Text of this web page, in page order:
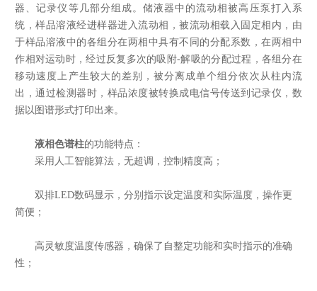
器、记录仪等几部分组成。储液器中的流动相被高压泵打入系
统，样品溶液经进样器进入流动相，被流动相载入固定相内，由
于样品溶液中的各组分在两相中具有不同的分配系数，在两相中
作相对运动时，经过反复多次的吸附-解吸的分配过程，各组分在
移动速度上产生较大的差别，被分离成单个组分依次从柱内流
出，通过检测器时，样品浓度被转换成电信号传送到记录仪，数
据以图谱形式打印出来。
液相色谱柱的功能特点：
采用人工智能算法，无超调，控制精度高；
双排LED数码显示，分别指示设定温度和实际温度，操作更
简便；
高灵敏度温度传感器，确保了自整定功能和实时指示的准确
性；